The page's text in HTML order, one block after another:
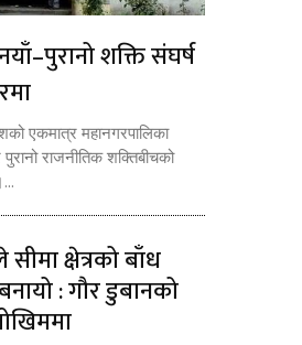
शक्ति संघर्ष
एकमात्र महानगरपालिका
राजनीतिक शक्तिबीचको
क्षेत्रको बाँध
: गौर डुबानको